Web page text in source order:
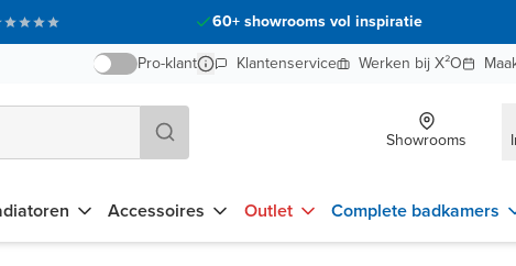
60+ showrooms vol inspiratie
Pro-klant
Klantenservice Werken bij X²O
Showrooms
Accessoires Outlet Complete badkamers